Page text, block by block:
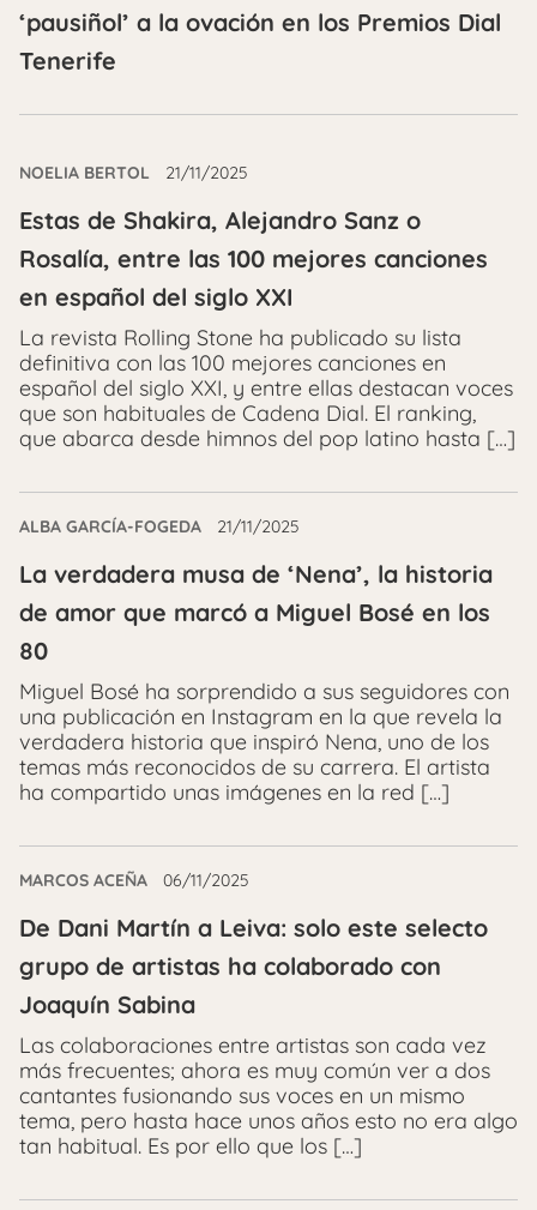
‘pausiñol’ a la ovación en los Premios Dial
Tenerife
NOELIA BERTOL 21/11/2025
Estas de Shakira, Alejandro Sanz o
Rosalía, entre las 100 mejores canciones
en español del siglo XXI
La revista Rolling Stone ha publicado su lista
definitiva con las 100 mejores canciones en
español del siglo XXI, y entre ellas destacan voces
que son habituales de Cadena Dial. El ranking,
que abarca desde himnos del pop latino hasta […]
ALBA GARCÍA-FOGEDA 21/11/2025
La verdadera musa de ‘Nena’, la historia
de amor que marcó a Miguel Bosé en los
80
Miguel Bosé ha sorprendido a sus seguidores con
una publicación en Instagram en la que revela la
verdadera historia que inspiró Nena, uno de los
temas más reconocidos de su carrera. El artista
ha compartido unas imágenes en la red […]
MARCOS ACEÑA 06/11/2025
De Dani Martín a Leiva: solo este selecto
grupo de artistas ha colaborado con
Joaquín Sabina
Las colaboraciones entre artistas son cada vez
más frecuentes; ahora es muy común ver a dos
cantantes fusionando sus voces en un mismo
tema, pero hasta hace unos años esto no era algo
tan habitual. Es por ello que los […]